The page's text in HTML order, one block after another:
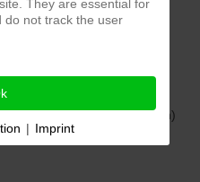
von 1997-2018 in
seit 2000 vorhanden
& Ersatzteilrechnungen)
They are essential for
do not track the user
| Imprint